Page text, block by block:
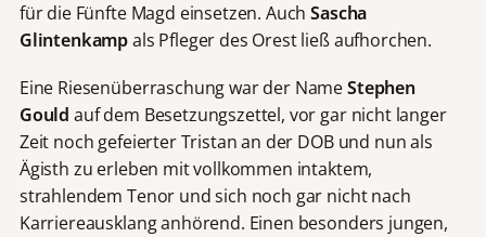
für die Fünfte Magd einsetzen. AuchSascha
Glintenkampals Pfleger des Orest ließ aufhorchen.
Eine Riesenüberraschung war der NameStephen
Gould auf dem Besetzungszettel, vor gar nicht langer
Zeit noch gefeierter Tristan an der DOB und nun als
Ägisth zu erleben mit vollkommen intaktem,
strahlendem Tenor und sich noch gar nicht nach
Karriereausklang anhörend. Einen besonders jungen,